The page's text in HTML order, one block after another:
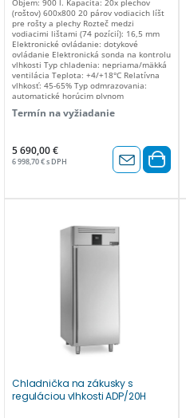
Objem: 900 l. Kapacita: 20x plechov
(roštov) 600x800 20 párov vodiacich líšt
pre rošty a plechy Rozteč medzi
vodiacimi lištami (74 pozícií): 16,5 mm
Elektronické ovládanie: dotykové
ovládanie Elektronická sonda na kontrolu
vlhkosti Typ chladenia: nepriama/mäkká
ventilácia Teplota: +4/+18°C Relatívna
vlhkosť: 45-65% Typ odmrazovania:
automatické horúcim plynom
automatické Maximálny príkon: 1870 W
trieda: 5 Tropikalizovaná verzia (až do
teploty prostredia 43 ° C) LED svetlo
Termín na vyžiadanie
5 690,00 €
6 998,70 € s DPH
Chladnička na zákusky s
reguláciou vlhkosti ADP/20H